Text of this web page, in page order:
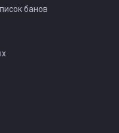
банов